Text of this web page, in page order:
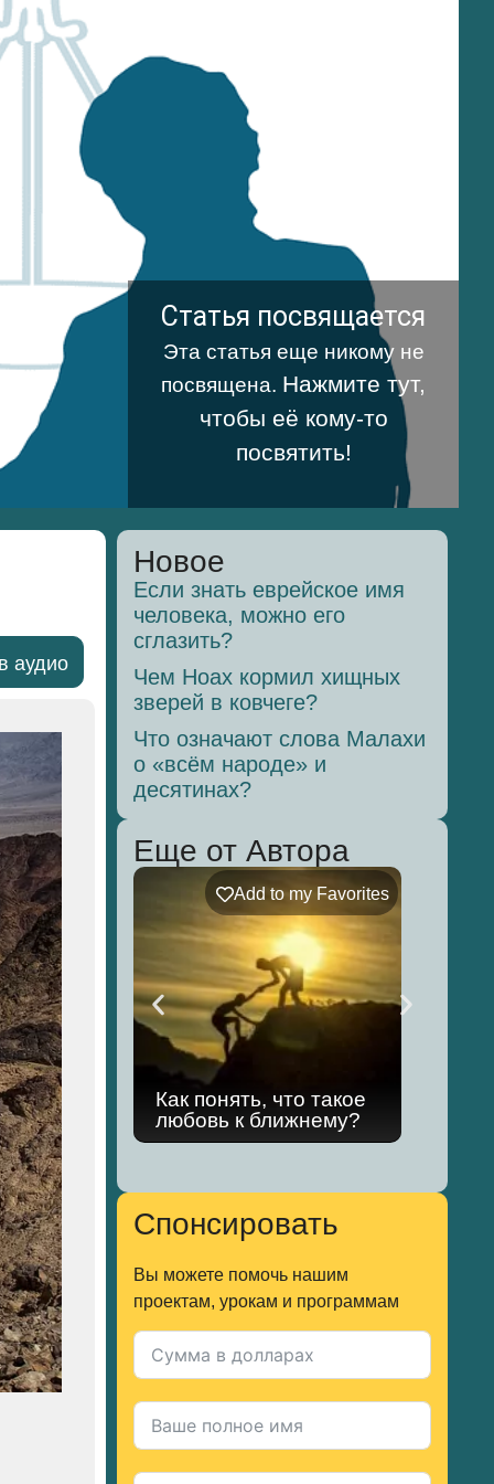
Статья посвящается
Эта статья еще никому не
посвящена. Нажмите тут,
чтобы её кому-то
посвятить!
аудио
Новое
Если знать еврейское имя
человека, можно его
сглазить?
Чем Ноах кормил хищных
зверей в ковчеге?
Что означают слова Малахи
о «всём народе» и
десятинах?
Еще от Автора
Add to my Favorites
Как понять, что такое
любовь к ближнему?
Спонсировать
Вы можете помочь нашим
проектам, урокам и программам